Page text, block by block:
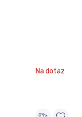
Na dotaz